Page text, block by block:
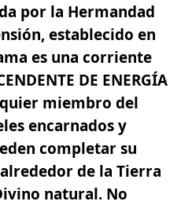
por la Hermandad
establecido en
es una corriente
DE ENERGÍA
miembro del
encarnados y
completar su
de la Tierra
natural. No